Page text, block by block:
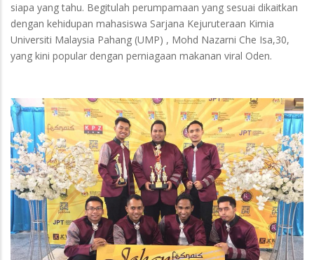
siapa yang tahu. Begitulah perumpamaan yang sesuai dikaitkan
dengan kehidupan mahasiswa Sarjana Kejuruteraan Kimia
Universiti Malaysia Pahang (UMP) , Mohd Nazarni Che Isa,30,
yang kini popular dengan perniagaan makanan viral Oden.